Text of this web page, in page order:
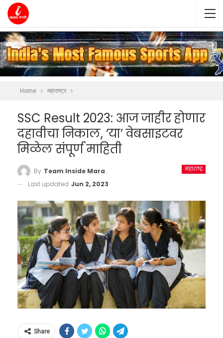
Home महाराष्ट्र
SSC Result 2023: आज जाहीर होणार
दहावीचा निकाल, ‘या’ वेबसाइटवर
मिळेल संपूर्ण माहिती
महाराष्ट्र
By Team Inside Marathi
Last updated Jun 2, 2023
Share